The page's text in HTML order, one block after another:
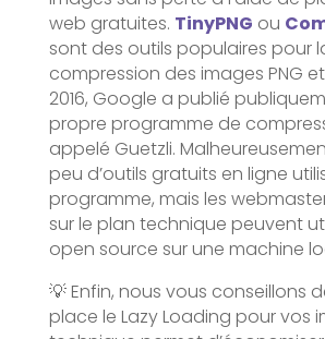
web gratuites. TinyPNG ou
sont des outils populaires pour
compression des images PNG et
2016, Google a publié
propre programme de
appelé Guetzli.
peu d’outils gratuits en ligne
programme, mais les
sur le plan technique peuvent
open source sur une machine
💡 Enfin, nous vous conseillons
place le Lazy Loading pour vos